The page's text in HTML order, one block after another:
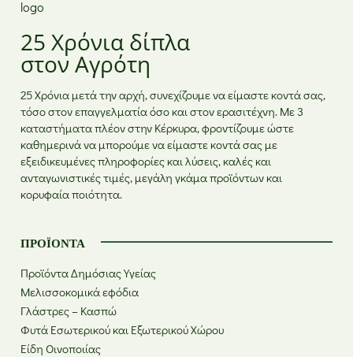
25 Χρόνια δίπλα
στον Αγρότη
25 Χρόνια μετά την αρχή, συνεχίζουμε να είμαστε κοντά σας,
τόσο στον επαγγελματία όσο και στον ερασιτέχνη. Με 3
καταστήματα πλέον στην Κέρκυρα, φροντίζουμε ώστε
καθημερινά να μπορούμε να είμαστε κοντά σας με
εξειδικευμένες πληροφορίες και λύσεις, καλές και
ανταγωνιστικές τιμές, μεγάλη γκάμα προϊόντων και
κορυφαία ποιότητα.
ΠΡΟΪΌΝΤΑ
Προϊόντα Δημόσιας Υγείας
Μελισσοκομικά εφόδια
Γλάστρες – Κασπώ
Φυτά Εσωτερικού και Εξωτερικού Χώρου
Είδη Οινοποιίας